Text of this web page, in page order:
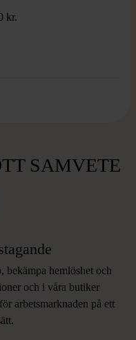
kr.
SAMVETE
bekämpa hemlöshet och
och i våra butiker
arbetsmarknaden på ett